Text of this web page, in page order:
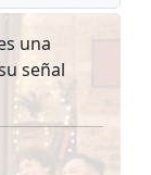
una
señal